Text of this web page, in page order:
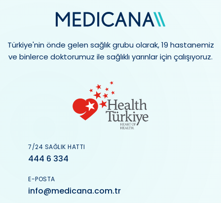
Türkiye'nin önde gelen sağlık grubu olarak, 19 hastanemiz
ve binlerce doktorumuz ile sağlıklı yarınlar için çalışıyoruz.
7/24 SAĞLIK HATTI
444 6 334
E-POSTA
info@medicana.com.tr